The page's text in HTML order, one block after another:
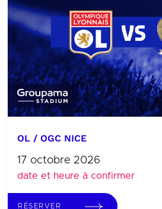
OL / OGC NICE
17 octobre 2026
date et heure à confirmer
RÉSERVER